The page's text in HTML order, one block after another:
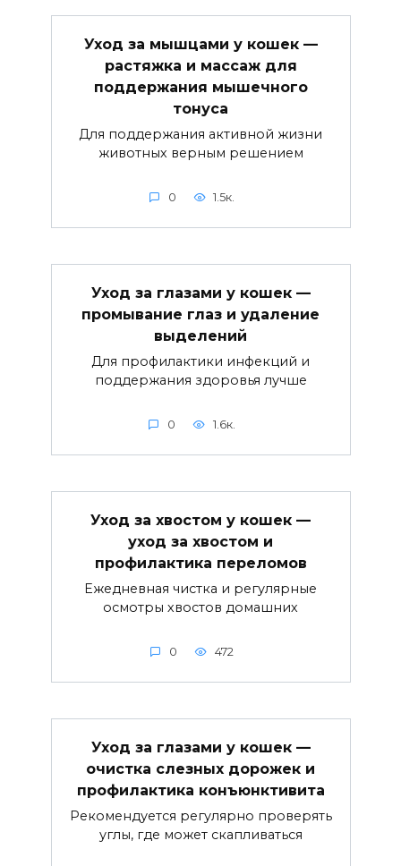
Уход за мышцами у кошек —
растяжка и массаж для
поддержания мышечного
тонуса
Для поддержания активной жизни
животных верным решением
0 1.5к.
Уход за глазами у кошек —
промывание глаз и удаление
выделений
Для профилактики инфекций и
поддержания здоровья лучше
0 1.6к.
Уход за хвостом у кошек —
уход за хвостом и
профилактика переломов
Ежедневная чистка и регулярные
осмотры хвостов домашних
0 472
Уход за глазами у кошек —
очистка слезных дорожек и
профилактика конъюнктивита
Рекомендуется регулярно проверять
углы, где может скапливаться